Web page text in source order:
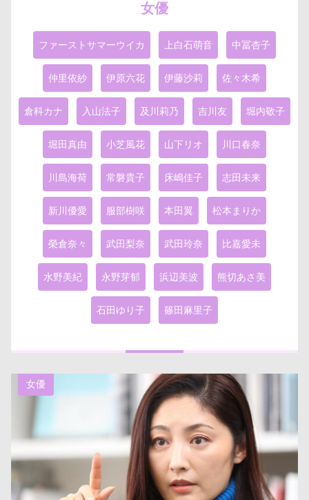
女優
ファーストサマーウイカ 上白石萌音 中冨杏子
仲里依紗 伊原六花 伊藤沙莉 佐々木希
倉科カナ 入山法子 及川莉乃 吉川友 堀内敬子
堀田真由 小芝風花 山下リオ 川口春奈
川島海荷 常磐貴子 床嶋佳子 志田未来
新川優愛 服部樹咲 本田翼 松本まりか
榮倉奈々 武田梨奈 武田玲奈 比嘉愛未
水野美紀 永野芽郁 浜辺美波 熊切あさ美
石田ゆり子 篠田麻里子
女優